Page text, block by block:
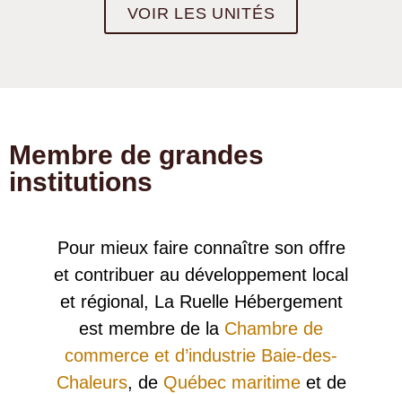
VOIR LES UNITÉS
Membre de grandes
institutions
Pour mieux faire connaître son offre
et contribuer au développement local
et régional, La Ruelle Hébergement
est membre de la Chambre de
commerce et d’industrie Baie-des-
Chaleurs, de Québec maritimeet de